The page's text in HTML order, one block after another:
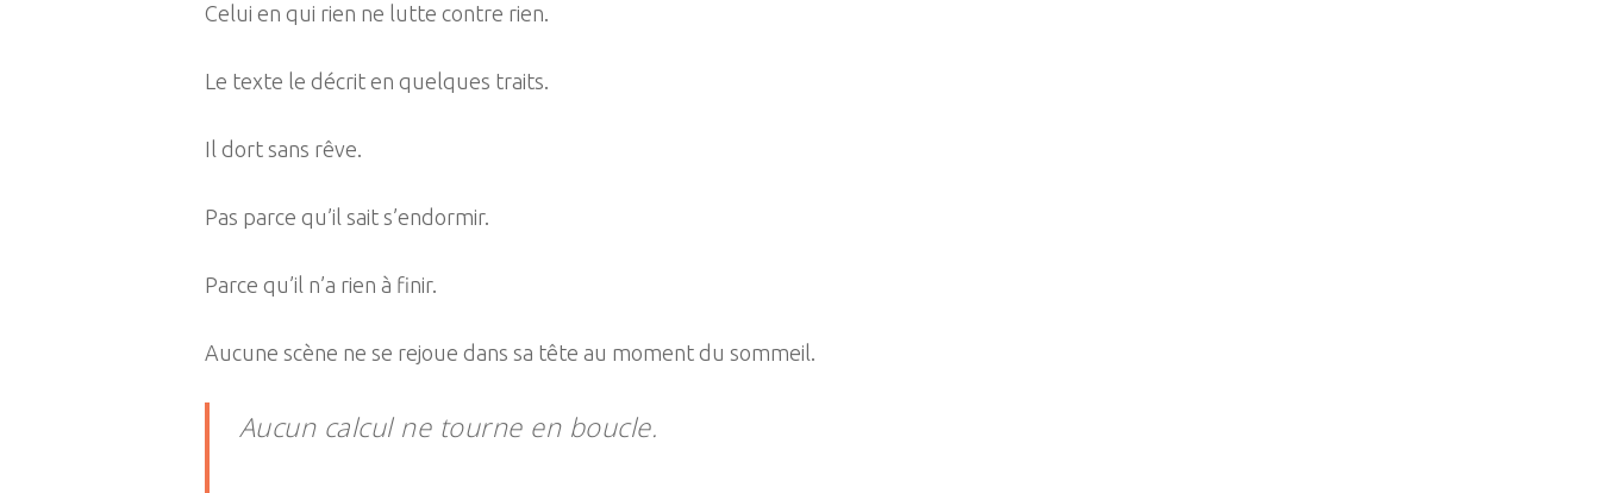
Celui en qui rien ne lutte contre rien.
Le texte le décrit en quelques traits.
Il dort sans rêve.
Pas parce qu’il sait s’endormir.
Parce qu’il n’a rien à finir.
Aucune scène ne se rejoue dans sa tête au moment du sommeil.
Aucun calcul ne tourne en boucle.